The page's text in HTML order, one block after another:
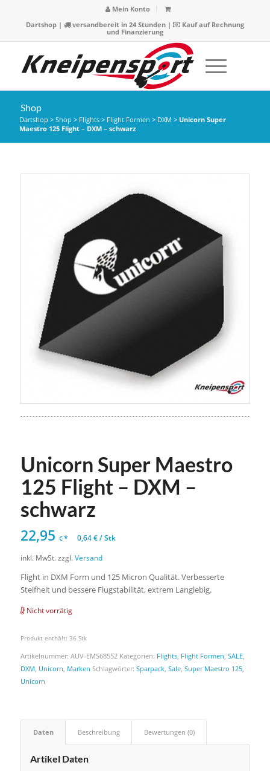
Mein Konto
Dartshop| versandbereit in 24 Stunden |
Kauf auf Rechnung
und Finanzierung
Shop
Dartshop > Shop > Flights> Flight Formen > DXM > Unicorn Super
Maestro 125 Flight – DXM – schwarz
Unicorn Super Maestro
125 Flight – DXM –
schwarz
22,95 €* 0,64€/Stk
inkl. MwSt. zzgl. Versand
Flight in DXM Form und 125 Micron Qualität. Verbesserte
Steifheit und bessere Flugstabilität, extrem Langlebig.
Nicht vorrätig
Produkt enthält: 36 Stk
Artikelnummer: AUV-EMS68552 Kategorien: Flights, Flight Formen SALE,
DXM Unicorn Marken Schlagwörter: Sparpack, Sale, Super Maestro 125,
Unicorn
Daten Beschreibung Bewertungen (0)
Artikel Daten